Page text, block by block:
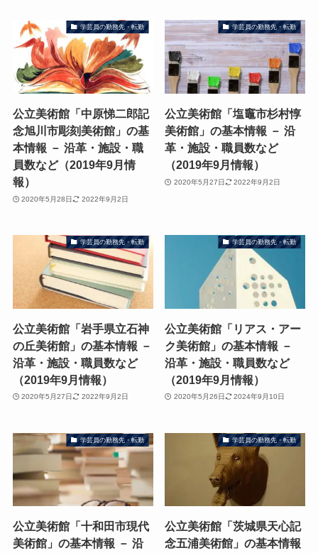
学芸員の勤務先・転勤
公立美術館「中原悌二郎記
念旭川市彫刻美術館」の基
本情報 － 沿革・施設・職
員数など（2019年9月情
報）
2020年5月28日 2022年9月2日
学芸員の勤務先・転勤
公立美術館「塩竈市杉村惇
美術館」の基本情報 － 沿
革・施設・職員数など
（2019年9月情報）
2020年5月27日 2022年9月2日
学芸員の勤務先・転勤
公立美術館「岩手県立石神
の丘美術館」の基本情報 －
沿革・施設・職員数など
（2019年9月情報）
2020年5月27日 2022年9月2日
学芸員の勤務先・転勤
公立美術館「リアス・アー
ク美術館」の基本情報 －
沿革・施設・職員数など
（2019年9月情報）
2020年5月26日 2024年9月10日
学芸員の勤務先・転勤
公立美術館「十和田市現代
美術館」の基本情報 － 沿
学芸員の勤務先・転勤
公立美術館「茨城県天心記
念五浦美術館」の基本情報